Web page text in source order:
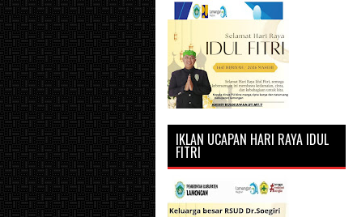
IKLAN UCAPAN HARI RAYA IDUL
FITRI